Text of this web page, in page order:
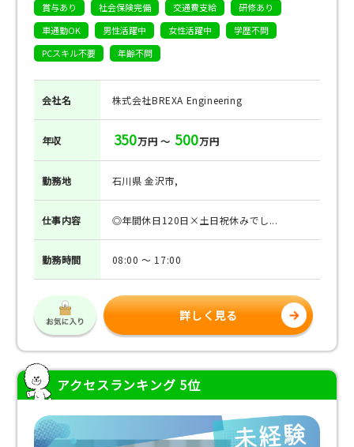
賞与あり
社会保険完備 交通費支給
研修あり
車通勤OK
男性活躍中 女性活躍中
学歴不問
PCスキル不要
年齢不問
会社名 株式会社BREXA Engineering
年収 350万円 ～ 500万円
勤務地 石川県 金沢市,
仕事内容 ◎年間休日120日×土日祝休みでし...
勤務時間 08:00 ～ 17:00
詳しく見る
アクセスランキング 5位